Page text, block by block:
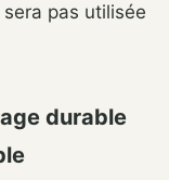
pas utilisée
durable